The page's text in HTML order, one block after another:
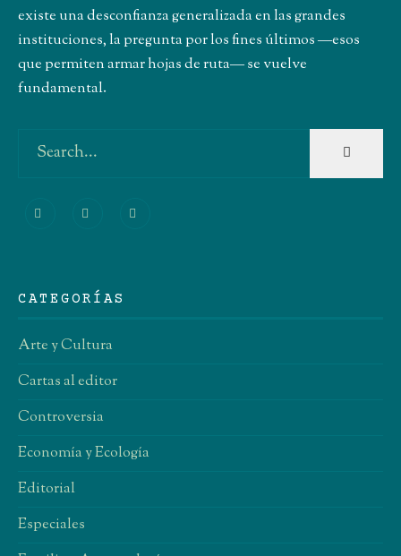
existe una desconfianza generalizada en las grandes
instituciones, la pregunta por los fines últimos ―esos
que permiten armar hojas de ruta― se vuelve
fundamental.
CATEGORÍAS
Arte y Cultura
Cartas al editor
Controversia
Economía y Ecología
Editorial
Especiales